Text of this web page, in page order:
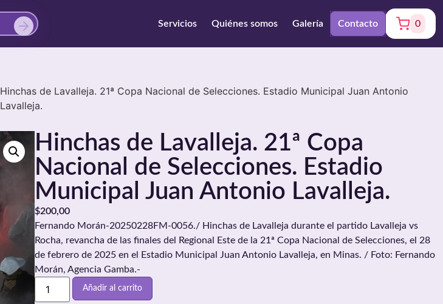
Servicios Quiénes somos Galería Contacto 0
Hinchas de Lavalleja. 21ª Copa Nacional de Selecciones. Estadio Municipal Juan Antonio
Lavalleja.
Hinchas de Lavalleja. 21ª Copa
Nacional de Selecciones. Estadio
Municipal Juan Antonio Lavalleja.
$200,00
Fernando Morán-20250228FM-0056./ Hinchas de Lavalleja durante el partido Lavalleja vs
Rocha, revancha de las finales del Regional Este de la 21ª Copa Nacional de Selecciones, el 28
de febrero de 2025 en el Estadio Municipal Juan Antonio Lavalleja, en Minas. / Foto: Fernando
Morán, Agencia Gamba.-
Añadir al carrito